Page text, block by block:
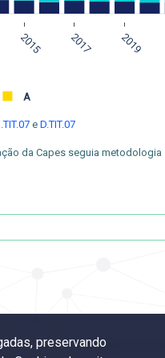
2015 2017 2019
A
e D.TIT.07
da Capes seguia metodologia
3.1 Número de
preservando